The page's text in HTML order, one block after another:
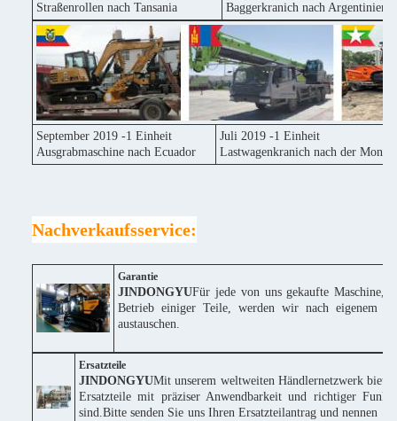
Straßenrollen nach Tansania
Baggerkranich nach Argentinien
September 2019 -1 Einheit
Ausgrabmaschine nach Ecuador
Juli 2019 -1 Einheit
Lastwagenkranich nach der
Nachverkaufsservice:
Garantie
JINDONGYUFür jede von uns gekaufte Maschine,
Betrieb einiger Teile, werden wir nach eigenem
austauschen.
Ersatzteile
JINDONGYUMit unserem weltweiten Händlernetzwerk
Ersatzteile mit präziser Anwendbarkeit und richtiger
sind.Bitte senden Sie uns Ihren Ersatzteilantrag und nennen